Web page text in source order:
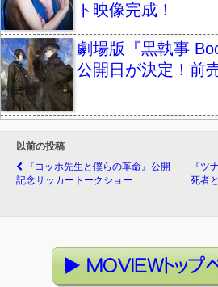
ト映像完成！
劇場版『黒執事
公開日が決定！前
以前の投稿
『コッホ先生と僕らの革命』公開
記念サッカートークショー
『ツ
死者